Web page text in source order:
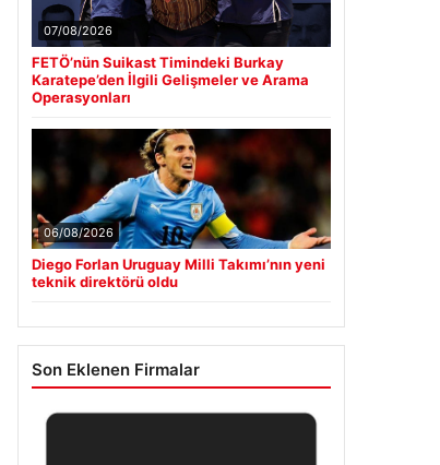
07/08/2026
FETÖ’nün Suikast Timindeki Burkay
Karatepe’den İlgili Gelişmeler ve Arama
Operasyonları
06/08/2026
Diego Forlan Uruguay Milli Takımı’nın yeni
teknik direktörü oldu
Son Eklenen Firmalar